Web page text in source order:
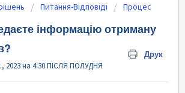
Питання-Відповіді Процес
інформацію отриману
Друк
2023 на 4:30 ПІСЛЯ ПОЛУДНЯ